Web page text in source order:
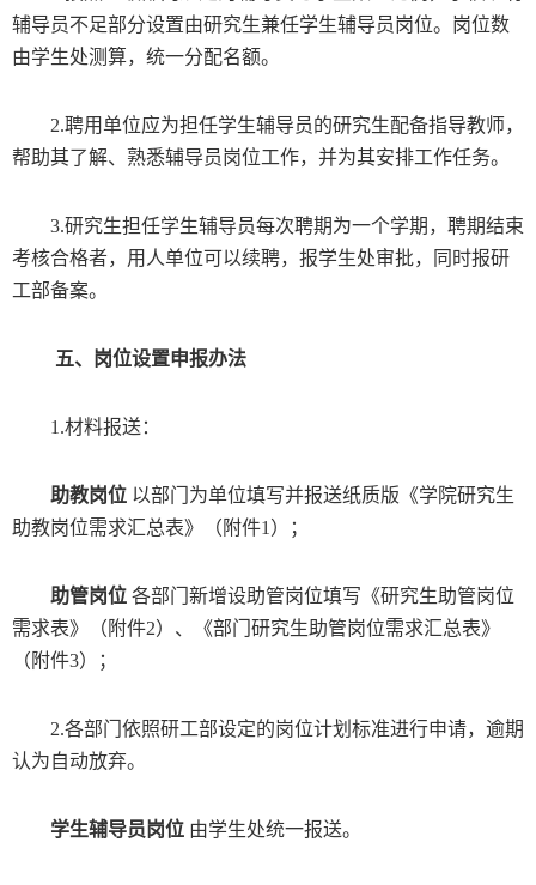
辅导员不足部分设置由研究生兼任学生辅导员岗位。岗位数
由学生处测算，统一分配名额。
2.聘用单位应为担任学生辅导员的研究生配备指导教师，
帮助其了解、熟悉辅导员岗位工作，并为其安排工作任务。
3.研究生担任学生辅导员每次聘期为一个学期，聘期结束
考核合格者，用人单位可以续聘，报学生处审批，同时报研
工部备案。
五、岗位设置申报办法
1.材料报送：
助教岗位 以部门为单位填写并报送纸质版《学院研究生
助教岗位需求汇总表》（附件1 ）；
助管岗位 各部门新增设助管岗位填写《研究生助管岗位
需求表》（附件2）、《部门研究生助管岗位需求汇总表》
（附件3）；
2.各部门依照研工部设定的岗位计划标准进行申请，逾期
认为自动放弃。
学生辅导员岗位 由学生处统一报送。